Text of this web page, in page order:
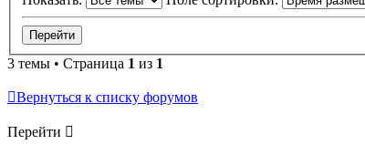
3 темы • Страница 1 из 1
Вернуться к списку форумов
Перейти